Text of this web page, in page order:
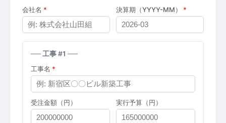
会社名 * 決算期（YYYY-MM） *
── 工事 #1 ──
工事名 *
受注金額（円） 実行予算（円）